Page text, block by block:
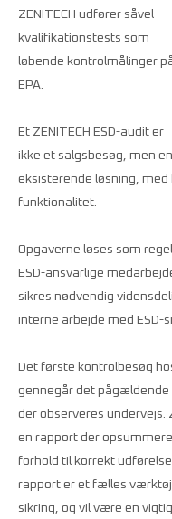
ZENITECH udfører såvel
kvalifikationstests som
løbende kontrolmålinger
EPA.
Et ZENITECH ESD-audit er
ikke et salgsbesøg, men
eksisterende løsning, med
funktionalitet.
Opgaverne løses som
ESD-ansvarlige
sikres nødvendig
interne arbejde med ESD-
Det første kontrolbesøg
gennegår det pågældende
der observeres undervejs.
en rapport der
forhold til korrekt
rapport er et fælles
sikring, og vil være en